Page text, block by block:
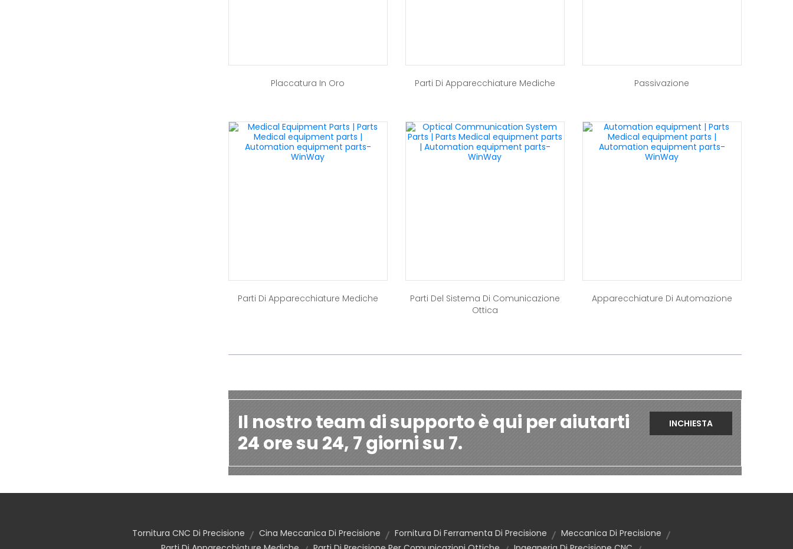
Placcatura In Oro Parti Di Apparecchiature Mediche Passivazione
Parti Di Apparecchiature Mediche
Parti Del Sistema Di Comunicazione
Ottica
Apparecchiature Di Automazione
Il nostro team di supporto è qui per aiutarti
24 ore su 24, 7 giorni su 7.
INCHIESTA
Tornitura CNC Di Precisione Cina Meccanica Di Precisione Fornitura Di Ferramenta Di Precisione
Meccanica Di Precisione